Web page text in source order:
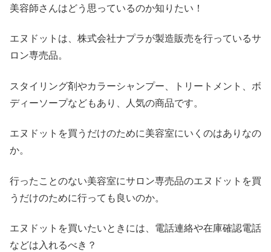
美容師さんはどう思っているのか知りたい！
エヌドットは、株式会社ナプラが製造販売を行っているサ
ロン専売品。
スタイリング剤やカラーシャンプー、トリートメント、ボ
ディーソープなどもあり、人気の商品です。
エヌドットを買うだけのために美容室にいくのはありなの
か。
行ったことのない美容室にサロン専売品のエヌドットを買
うだけのために行っても良いのか。
エヌドットを買いたいときには、電話連絡や在庫確認電話
などは入れるべき？